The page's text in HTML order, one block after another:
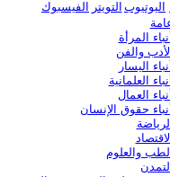
الفيسبوك التويتر اليوتيوب
المرأة
والفن
اليسار
العلمانية
العمال
حقوق الإنسان
والعلوم